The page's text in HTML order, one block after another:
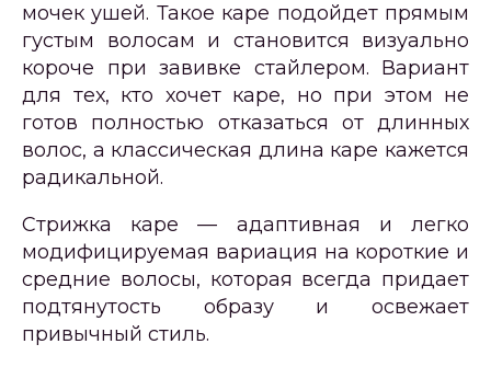
мочек ушей. Такое каре подойдет прямым
густым волосам и становится визуально
короче при завивке стайлером. Вариант
для тех, кто хочет каре, но при этом не
готов полностью отказаться от длинных
волос, а классическая длина каре кажется
радикальной.
Стрижка каре — адаптивная и легко
модифицируемая вариация на короткие и
средние волосы, которая всегда придает
подтянутость образу и освежает
привычный стиль.